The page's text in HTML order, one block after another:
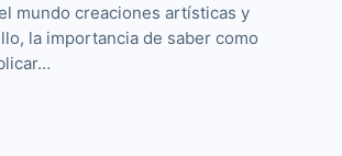
mundo creaciones artísticas y
la importancia de saber como